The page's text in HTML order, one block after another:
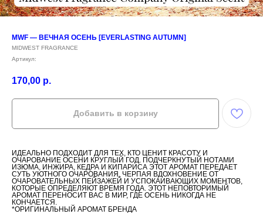
MWF — ВЕЧНАЯ ОСЕНЬ [EVERLASTING AUTUMN]
MIDWEST FRAGRANCE
Артикул:
170,00 р.
Добавить в корзину
ИДЕАЛЬНО ПОДХОДИТ ДЛЯ ТЕХ, КТО ЦЕНИТ КРАСОТУ И
ОЧАРОВАНИЕ ОСЕНИ КРУГЛЫЙ ГОД. ПОДЧЕРКНУТЫЙ НОТАМИ
ИЗЮМА, ИНЖИРА, КЕДРА И КИПАРИСА ЭТОТ АРОМАТ ПЕРЕДАЕТ
СУТЬ УЮТНОГО ОЧАРОВАНИЯ, ЧЕРПАЯ ВДОХНОВЕНИЕ ОТ
ОЧАРОВАТЕЛЬНЫХ ПЕЙЗАЖЕЙ И УСПОКАИВАЮЩИХ МОМЕНТОВ,
КОТОРЫЕ ОПРЕДЕЛЯЮТ ВРЕМЯ ГОДА. ЭТОТ НЕПОВТОРИМЫЙ
АРОМАТ ПЕРЕНОСИТ ВАС В МИР, ГДЕ ОСЕНЬ НИКОГДА НЕ
КОНЧАЕТСЯ.
*ОРИГИНАЛЬНЫЙ АРОМАТ БРЕНДА